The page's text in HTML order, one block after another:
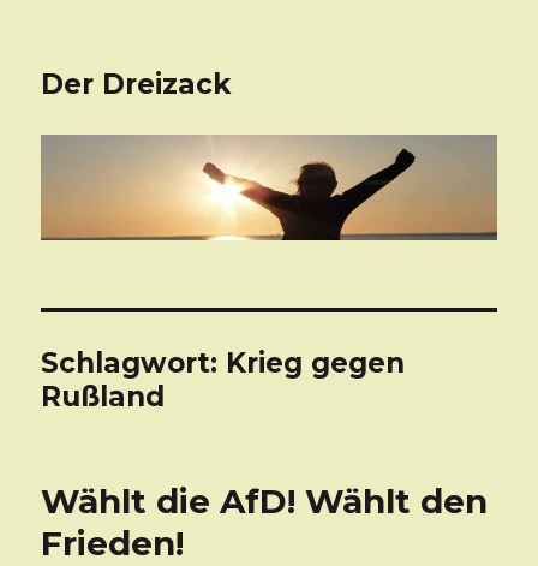
Der Dreizack
Schlagwort: Krieg gegen
Rußland
Wählt die AfD! Wählt den
Frieden!